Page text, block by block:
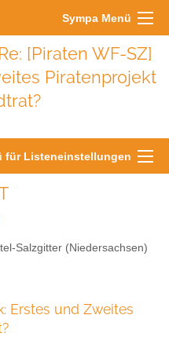
Sympa Menü
[Piraten WF-SZ]
Piratenprojekt
für Listeneinstellungen
Salzgitter (Niedersachsen)
Erstes und Zweites